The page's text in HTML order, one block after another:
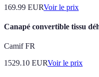
169.99 EURVoir le prix
Canapé convertible tissu
Camif FR
1529.10 EURVoir le prix